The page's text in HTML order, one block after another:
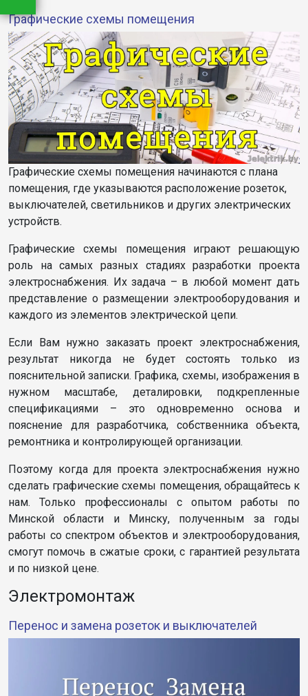
Графические схемы помещения
Графические схемы помещения начинаются с плана
помещения, где указываются расположение розеток,
выключателей, светильников и других электрических
устройств.
Графические схемы помещения играют решающую
роль на самых разных стадиях разработки проекта
электроснабжения. Их задача – в любой момент дать
представление о размещении электрооборудования и
каждого из элементов электрической цепи.
Если Вам нужно заказать проект электроснабжения,
результат никогда не будет состоять только из
пояснительной записки. Графика, схемы, изображения в
нужном масштабе, деталировки, подкрепленные
спецификациями – это одновременно основа и
пояснение для разработчика, собственника объекта,
ремонтника и контролирующей организации.
Поэтому когда для проекта электроснабжения нужно
сделать графические схемы помещения, обращайтесь к
нам. Только профессионалы с опытом работы по
Минской области и Минску, полученным за годы
работы со спектром объектов и электрооборудования,
смогут помочь в сжатые сроки, с гарантией результата
и по низкой цене.
Электромонтаж
Перенос и замена розеток и выключателей